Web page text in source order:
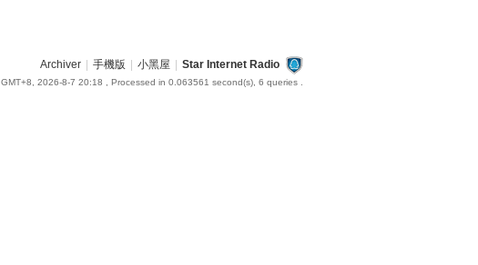
Archiver 手機版 小黑屋 Star Internet Radio
GMT+8, 2026-8-7 20:18 , Processed in 0.063561 second(s), 6 queries .